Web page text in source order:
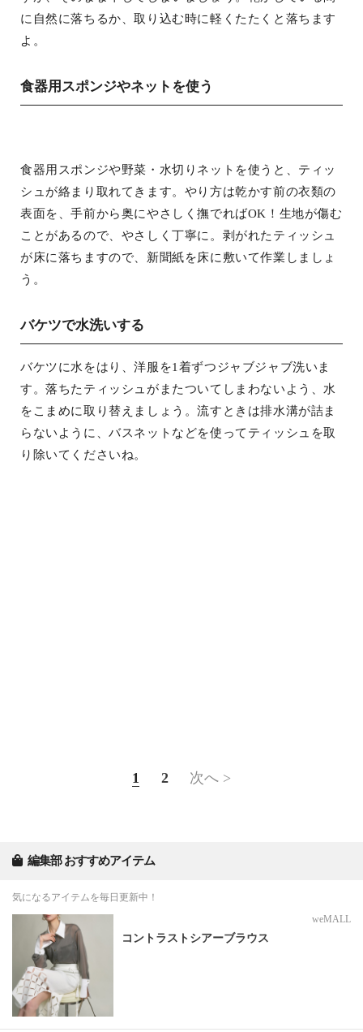
に自然に落ちるか、取り込む時に軽くたたくと落ちます
よ。
食器用スポンジやネットを使う
食器用スポンジや野菜・水切りネットを使うと、ティッ
シュが絡まり取れてきます。やり方は乾かす前の衣類の
表面を、手前から奥にやさしく撫でればOK！生地が傷む
ことがあるので、やさしく丁寧に。剥がれたティッシュ
が床に落ちますので、新聞紙を床に敷いて作業しましょ
う。
バケツで水洗いする
バケツに水をはり、洋服を1着ずつジャブジャブ洗いま
す。落ちたティッシュがまたついてしまわないよう、水
をこまめに取り替えましょう。流すときは排水溝が詰ま
らないように、バスネットなどを使ってティッシュを取
り除いてくださいね。
1 2 次へ >
編集部 おすすめアイテム
気になるアイテムを毎日更新中！
weMALL
コントラストシアーブラウス